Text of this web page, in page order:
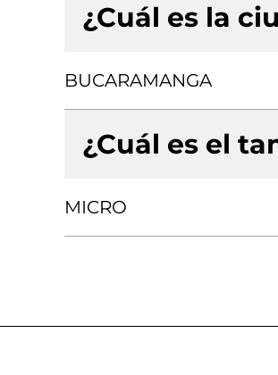
¿Cuál es la
BUCARAMANGA
¿Cuál es el
MICRO